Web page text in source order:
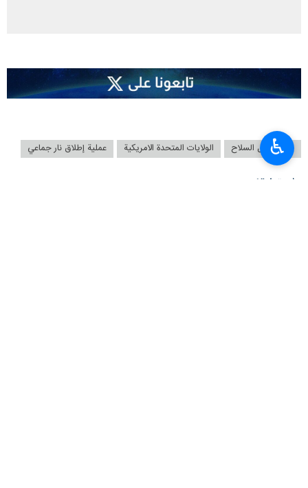
حریة حمل السلاح الولايات المتحدة الامریکیة عملية إطلاق نار جماعي
تعليقك
♿︎